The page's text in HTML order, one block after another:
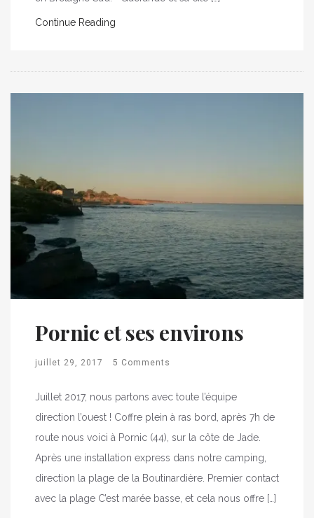
Continue Reading
Pornic et ses environs
juillet 29, 2017 5 Comments
Juillet 2017, nous partons avec toute l’équipe
direction l’ouest ! Coffre plein à ras bord, après 7h de
route nous voici à Pornic (44), sur la côte de Jade.
Après une installation express dans notre camping,
direction la plage de la Boutinardière. Premier contact
avec la plage C’est marée basse, et cela nous offre […]